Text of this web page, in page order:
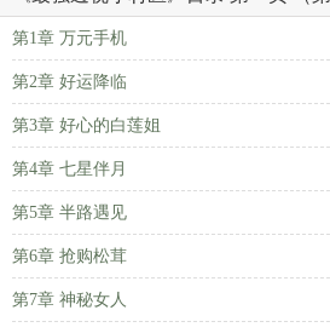
第1章 万元手机
第2章 好运降临
第3章 好心的白莲姐
第4章 七星伴月
第5章 半路遇见
第6章 抢购松茸
第7章 神秘女人